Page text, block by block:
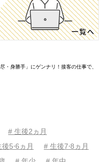
# 生後2ヵ月
5⋅6ヵ月
# 生後7⋅8ヵ月